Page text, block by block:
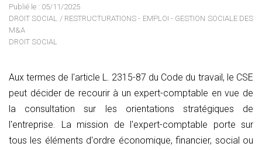
Publié le : 05/11/2025
DROIT SOCIAL / RESTRUCTURATIONS - EMPLOI - GESTION SOCIALE DES
M&A
DROIT SOCIAL
Aux termes de l'article L. 2315-87 du Code du travail, le CSE
peut décider de recourir à un expert-comptable en vue de
la consultation sur les orientations stratégiques de
l'entreprise. La mission de l'expert-comptable porte sur
tous les éléments d'ordre économique, financier, social ou